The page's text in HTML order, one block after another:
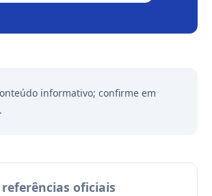
informativo; confirme em
oficiais